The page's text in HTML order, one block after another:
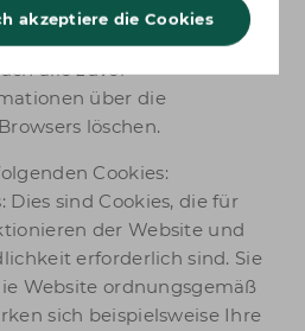
akzeptiere die Cookies
so einstellen,
mehr speichert. Darüber
alle zuvor
über die
löschen.
Cookies:
Dies sind Cookies, die für
der Website und
erforderlich sind. Sie
Website ordnungsgemäß
sich beispielsweise Ihre